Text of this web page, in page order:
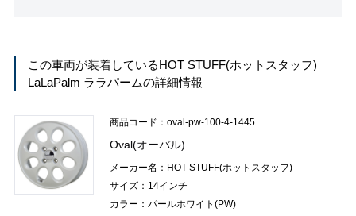
この車両が装着しているHOT STUFF(ホットスタッフ)
LaLaPalm ララパームの詳細情報
商品コード：oval-pw-100-4-1445
Oval(オーバル)
メーカー名：HOT STUFF(ホットスタッフ)
サイズ：14インチ
カラー：パールホワイト(PW)